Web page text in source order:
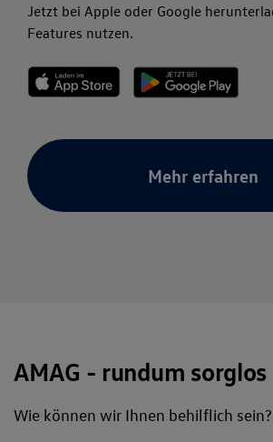
Jetzt bei Apple oder Google
Features nutzen.
Mehr erfahren
AMAG - rundum sorglos
Wie können wir Ihnen behilflich sein?